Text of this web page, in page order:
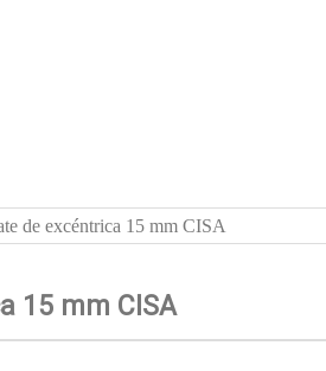
de excéntrica 15 mm CISA
15 mm CISA